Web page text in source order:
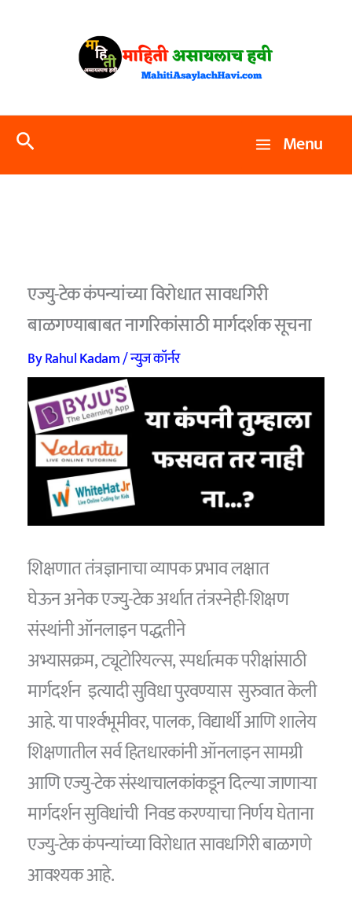
Search Menu
एज्यु-टेक कंपन्यांच्या विरोधात सावधगिरी
बाळगण्याबाबत नागरिकांसाठी मार्गदर्शक सूचना
ByRahul Kadam/न्युज कॉर्नर
शिक्षणात तंत्रज्ञानाचा व्यापक प्रभाव लक्षात
घेऊन अनेक एज्यु-टेक अर्थात तंत्रस्नेही-शिक्षण
संस्थांनी ऑनलाइन पद्धतीने
अभ्यासक्रम, ट्यूटोरियल्स, स्पर्धात्मक परीक्षांसाठी
मार्गदर्शन इत्यादी सुविधा पुरवण्यास सुरुवात केली
आहे. या पार्श्‍वभूमीवर, पालक, विद्यार्थी आणि शालेय
शिक्षणातील सर्व हितधारकांनी ऑनलाइन सामग्री
आणि एज्यु-टेक संस्थाचालकांकडून दिल्या जाणाऱ्या
मार्गदर्शन सुविधांची निवड करण्याचा निर्णय घेताना
एज्यु-टेक कंपन्यांच्या विरोधात सावधगिरी बाळगणे
आवश्यक आहे.